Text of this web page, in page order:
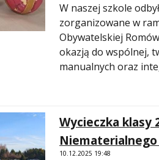
W naszej szkole
zorganizowane w
Obywatelskiej
okazją do wspólnej,
manualnych oraz
Wycieczka
10.12.2025 19:48